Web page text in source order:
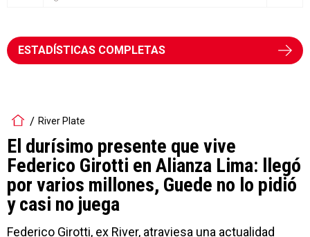
ESTADÍSTICAS COMPLETAS
River Plate
El durísimo presente que vive
Federico Girotti en Alianza Lima: llegó
por varios millones, Guede no lo pidió
y casi no juega
Federico Girotti, ex River, atraviesa una actualidad